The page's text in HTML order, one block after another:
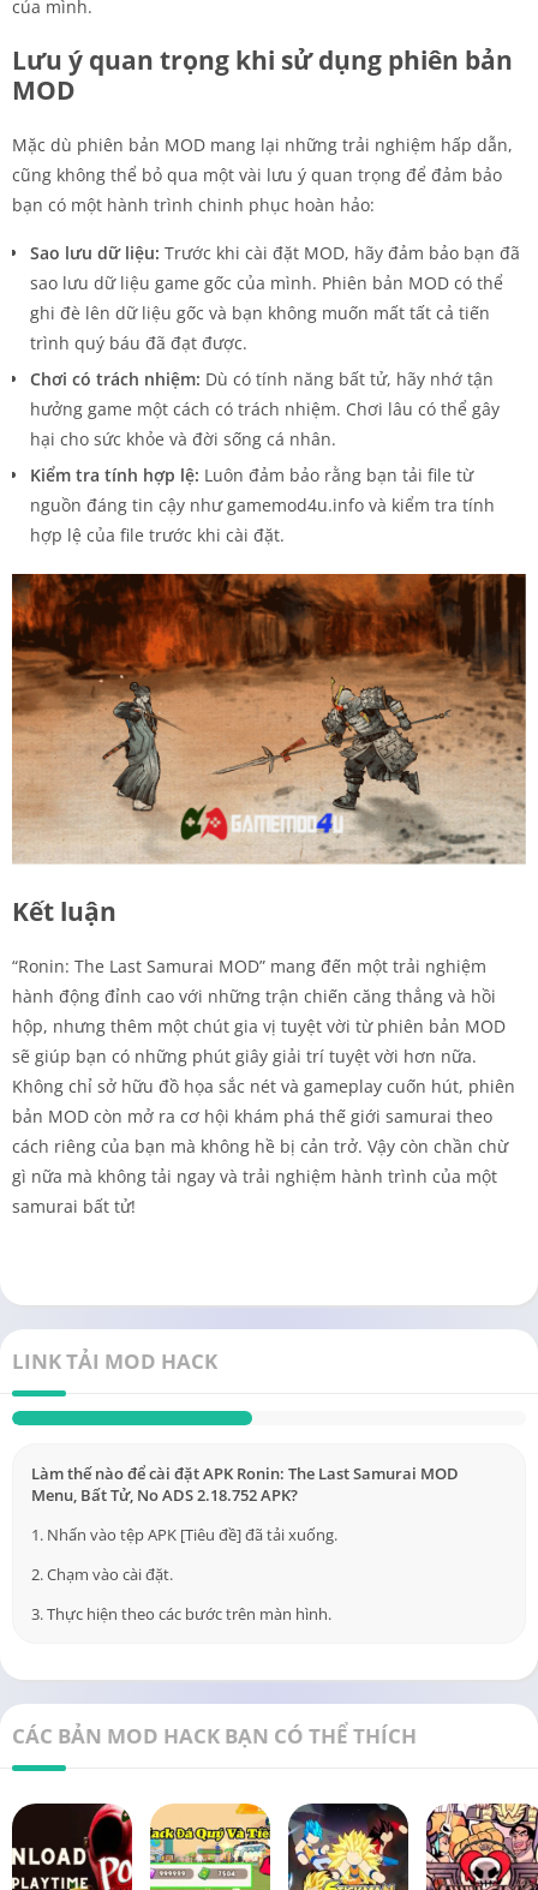
của mình.
Lưu ý quan trọng khi sử dụng phiên bản
MOD
Mặc dù phiên bản MOD mang lại những trải nghiệm hấp dẫn,
cũng không thể bỏ qua một vài lưu ý quan trọng để đảm bảo
bạn có một hành trình chinh phục hoàn hảo:
Sao lưu dữ liệu: Trước khi cài đặt MOD, hãy đảm bảo bạn đã
sao lưu dữ liệu game gốc của mình. Phiên bản MOD có thể
ghi đè lên dữ liệu gốc và bạn không muốn mất tất cả tiến
trình quý báu đã đạt được.
Chơi có trách nhiệm: Dù có tính năng bất tử, hãy nhớ tận
hưởng game một cách có trách nhiệm. Chơi lâu có thể gây
hại cho sức khỏe và đời sống cá nhân.
Kiểm tra tính hợp lệ: Luôn đảm bảo rằng bạn tải file từ
nguồn đáng tin cậy như gamemod4u.info và kiểm tra tính
hợp lệ của file trước khi cài đặt.
Kết luận
“Ronin: The Last Samurai MOD” mang đến một trải nghiệm
hành động đỉnh cao với những trận chiến căng thẳng và hồi
hộp, nhưng thêm một chút gia vị tuyệt vời từ phiên bản MOD
sẽ giúp bạn có những phút giây giải trí tuyệt vời hơn nữa.
Không chỉ sở hữu đồ họa sắc nét và gameplay cuốn hút, phiên
bản MOD còn mở ra cơ hội khám phá thế giới samurai theo
cách riêng của bạn mà không hề bị cản trở. Vậy còn chần chừ
gì nữa mà không tải ngay và trải nghiệm hành trình của một
samurai bất tử!
LINK TẢI MOD HACK
Làm thế nào để cài đặt APK Ronin: The Last Samurai MOD
Menu, Bất Tử, No ADS 2.18.752 APK?
1. Nhấn vào tệp APK [Tiêu đề] đã tải xuống.
2. Chạm vào cài đặt.
3. Thực hiện theo các bước trên màn hình.
CÁC BẢN MOD HACK BẠN CÓ THỂ THÍCH